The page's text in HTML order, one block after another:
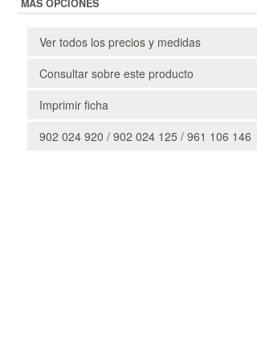
MÁS OPCIONES
Ver todos los precios y medidas
Consultar sobre este producto
Imprimir ficha
902 024 920 / 902 024 125 / 961 106 146